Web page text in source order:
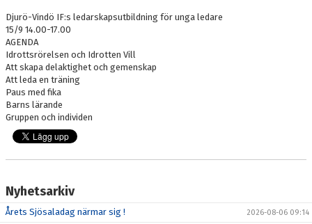
KONTAKT
AVGIFTER
DOKUMENT
IBIS
FOGIS
ANSÖKAN OM STÖD
Djurö-Vindö IF:s ledarskapsutbildning för unga ledare
15/9 14.00-17.00
AGENDA
Idrottsrörelsen och Idrotten Vill
Att skapa delaktighet och gemenskap
Att leda en träning
Paus med fika
Barns lärande
Gruppen och individen
Nyhetsarkiv
Årets Sjösaladag närmar sig ! 2026-08-06 09:14